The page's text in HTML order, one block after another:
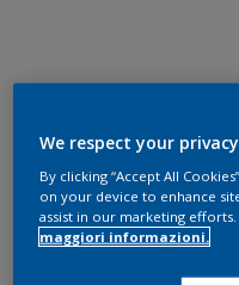
Stucco
We respect your
By clicking “Accept All
on your device to enhance
assist in our marketing efforts.
maggiori informazioni.